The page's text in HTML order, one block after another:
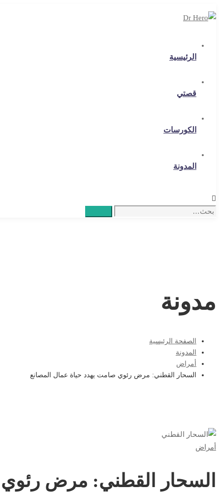
الرئيسية
قصتي
الكورسات
المدونة
Search
مدونة
الصفحة الرئيسية
المدونة
أمراض
السحار القطني: مرض رئوي صامت يهدد حياة عمال المصانع
السحار
مرض
أمراض
السحار القطني: مرض